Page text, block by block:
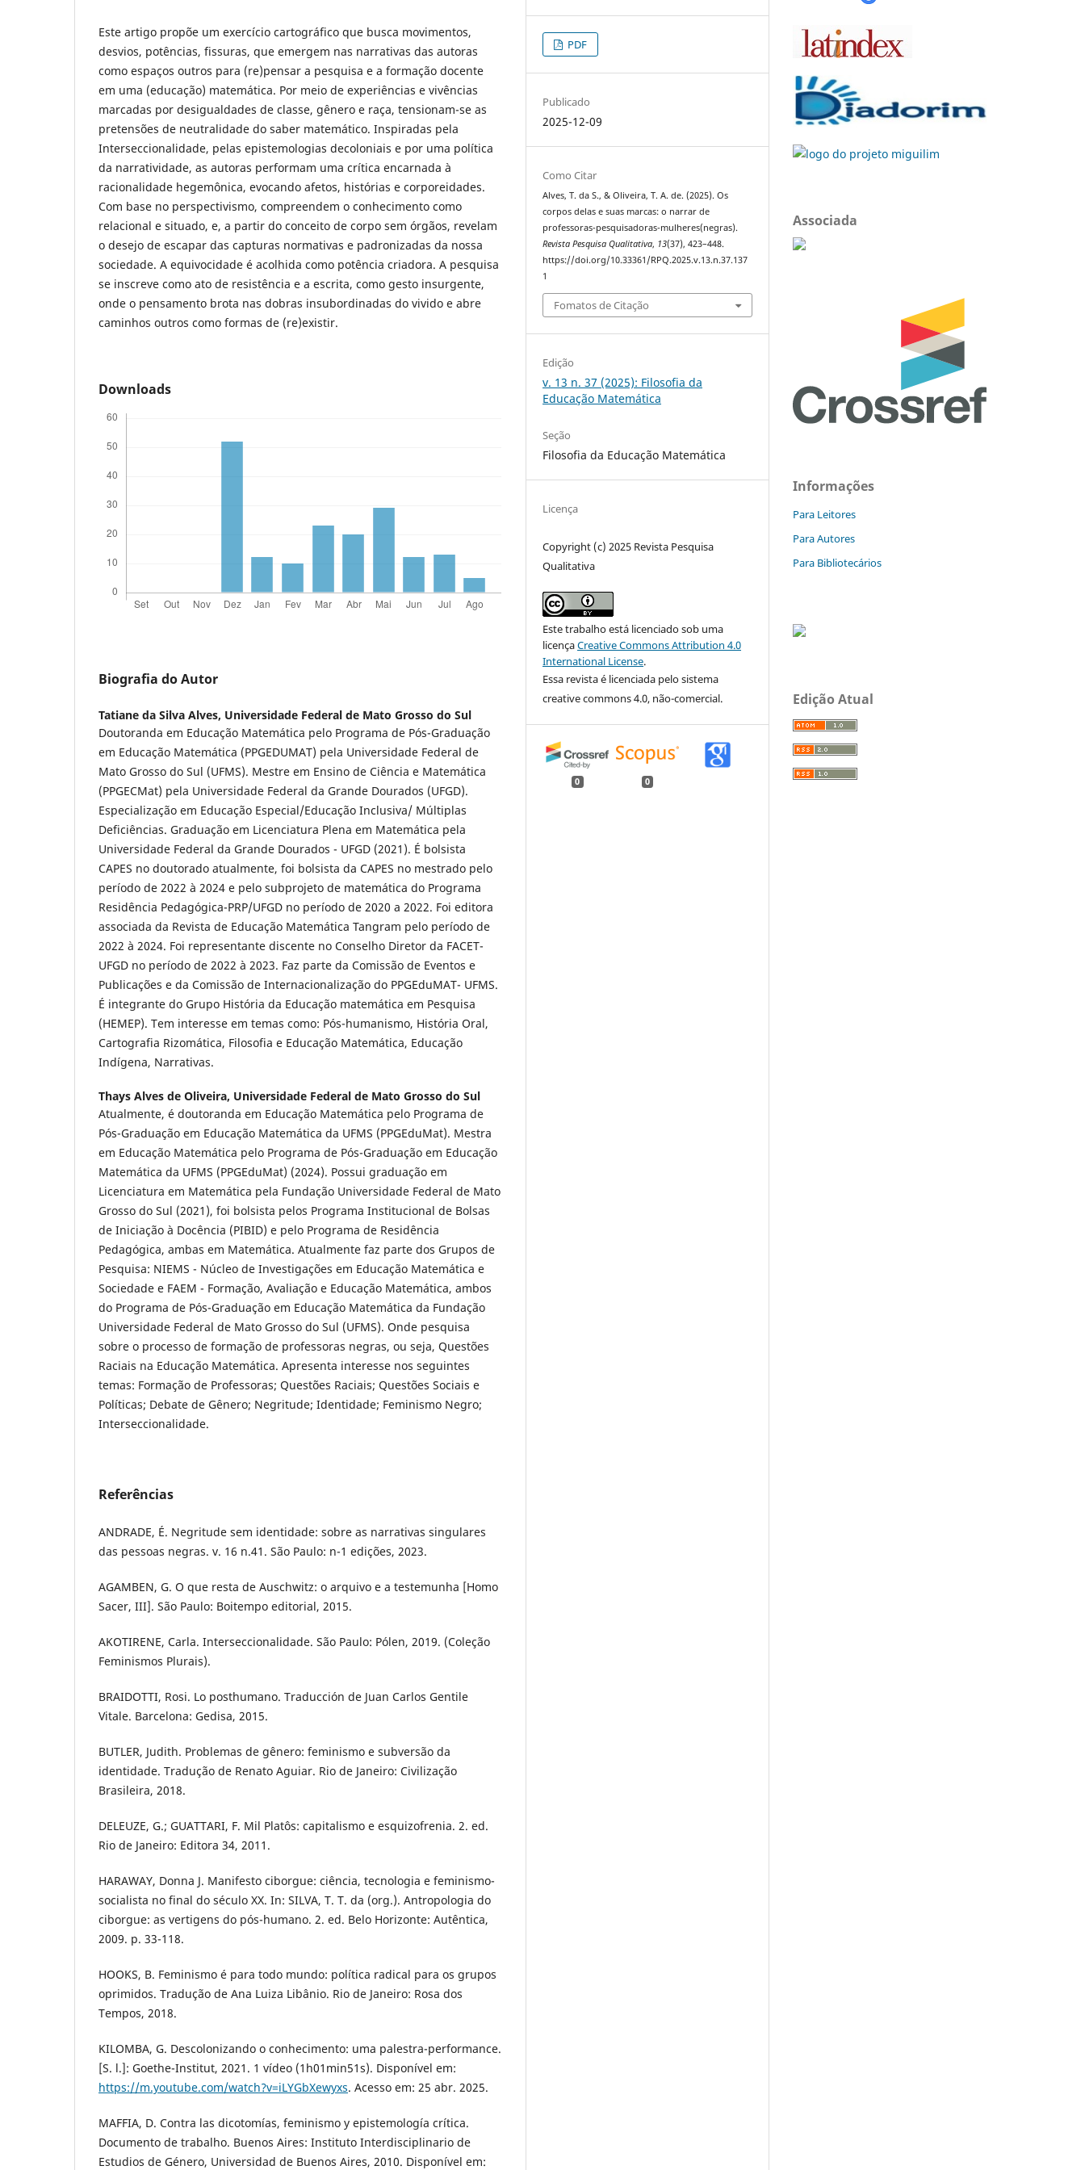
Este artigo propõe um exercício cartográfico que busca movimentos,
desvios, potências, fissuras, que emergem nas narrativas das autoras
como espaços outros para (re)pensar a pesquisa e a formação docente
em uma (educação) matemática. Por meio de experiências e vivências
marcadas por desigualdades de classe, gênero e raça, tensionam-se as
pretensões de neutralidade do saber matemático. Inspiradas pela
Interseccionalidade, pelas epistemologias decoloniais e por uma política
da narratividade, as autoras performam uma crítica encarnada à
racionalidade hegemônica, evocando afetos, histórias e corporeidades.
Com base no perspectivismo, compreendem o conhecimento como
relacional e situado, e, a partir do conceito de corpo sem órgãos, revelam
o desejo de escapar das capturas normativas e padronizadas da nossa
sociedade. A equivocidade é acolhida como potência criadora. A pesquisa
se inscreve como ato de resistência e a escrita, como gesto insurgente,
onde o pensamento brota nas dobras insubordinadas do vivido e abre
caminhos outros como formas de (re)existir.
Downloads
Biografia do Autor
Tatiane da Silva Alves, Universidade Federal de Mato Grosso do Sul
Doutoranda em Educação Matemática pelo Programa de Pós-Graduação
em Educação Matemática (PPGEDUMAT) pela Universidade Federal de
Mato Grosso do Sul (UFMS). Mestre em Ensino de Ciência e Matemática
(PPGECMat) pela Universidade Federal da Grande Dourados (UFGD).
Especialização em Educação Especial/Educação Inclusiva/ Múltiplas
Deficiências. Graduação em Licenciatura Plena em Matemática pela
Universidade Federal da Grande Dourados - UFGD (2021). É bolsista
CAPES no doutorado atualmente, foi bolsista da CAPES no mestrado pelo
período de 2022 à 2024 e pelo subprojeto de matemática do Programa
Residência Pedagógica-PRP/UFGD no período de 2020 a 2022. Foi editora
associada da Revista de Educação Matemática Tangram pelo período de
2022 à 2024. Foi representante discente no Conselho Diretor da FACET-
UFGD no período de 2022 à 2023. Faz parte da Comissão de Eventos e
Publicações e da Comissão de Internacionalização do PPGEduMAT- UFMS.
É integrante do Grupo História da Educação matemática em Pesquisa
(HEMEP). Tem interesse em temas como: Pós-humanismo, História Oral,
Cartografia Rizomática, Filosofia e Educação Matemática, Educação
Indígena, Narrativas.
Thays Alves de Oliveira, Universidade Federal de Mato Grosso do Sul
Atualmente, é doutoranda em Educação Matemática pelo Programa de
Pós-Graduação em Educação Matemática da UFMS (PPGEduMat). Mestra
em Educação Matemática pelo Programa de Pós-Graduação em Educação
Matemática da UFMS (PPGEduMat) (2024). Possui graduação em
Licenciatura em Matemática pela Fundação Universidade Federal de Mato
Grosso do Sul (2021), foi bolsista pelos Programa Institucional de Bolsas
de Iniciação à Docência (PIBID) e pelo Programa de Residência
Pedagógica, ambas em Matemática. Atualmente faz parte dos Grupos de
Pesquisa: NIEMS - Núcleo de Investigações em Educação Matemática e
Sociedade e FAEM - Formação, Avaliação e Educação Matemática, ambos
do Programa de Pós-Graduação em Educação Matemática da Fundação
Universidade Federal de Mato Grosso do Sul (UFMS). Onde pesquisa
sobre o processo de formação de professoras negras, ou seja, Questões
Raciais na Educação Matemática. Apresenta interesse nos seguintes
temas: Formação de Professoras; Questões Raciais; Questões Sociais e
Políticas; Debate de Gênero; Negritude; Identidade; Feminismo Negro;
Interseccionalidade.
Referências
ANDRADE, É. Negritude sem identidade: sobre as narrativas singulares
das pessoas negras. v. 16 n.41. São Paulo: n-1 edições, 2023.
AGAMBEN, G. O que resta de Auschwitz: o arquivo e a testemunha [Homo
Sacer, III]. São Paulo: Boitempo editorial, 2015.
AKOTIRENE, Carla. Interseccionalidade. São Paulo: Pólen, 2019. (Coleção
Feminismos Plurais).
BRAIDOTTI, Rosi. Lo posthumano. Traducción de Juan Carlos Gentile
Vitale. Barcelona: Gedisa, 2015.
BUTLER, Judith. Problemas de gênero: feminismo e subversão da
identidade. Tradução de Renato Aguiar. Rio de Janeiro: Civilização
Brasileira, 2018.
DELEUZE, G.; GUATTARI, F. Mil Platôs: capitalismo e esquizofrenia. 2. ed.
Rio de Janeiro: Editora 34, 2011.
HARAWAY, Donna J. Manifesto ciborgue: ciência, tecnologia e feminismo-
socialista no final do século XX. In: SILVA, T. T. da (org.). Antropologia do
ciborgue: as vertigens do pós-humano. 2. ed. Belo Horizonte: Autêntica,
2009. p. 33-118.
HOOKS, B. Feminismo é para todo mundo: política radical para os grupos
oprimidos. Tradução de Ana Luiza Libânio. Rio de Janeiro: Rosa dos
Tempos, 2018.
KILOMBA, G. Descolonizando o conhecimento: uma palestra-performance.
[S. l.]: Goethe-Institut, 2021. 1 vídeo (1h01min51s). Disponível em:
https://m.youtube.com/watch?v=iLYGbXewyxs. Acesso em: 25 abr. 2025.
MAFFIA, D. Contra las dicotomías, feminismo y epistemología crítica.
Documento de trabalho. Buenos Aires: Instituto Interdisciplinario de
Estudios de Género, Universidad de Buenos Aires, 2010. Disponível em:
PDF
Publicado
2025-12-09
Como Citar
Alves, T. da S., & Oliveira, T. A. de. (2025). Os
corpos delas e suas marcas: o narrar de
professoras-pesquisadoras-mulheres(negras).
Revista Pesquisa Qualitativa, 13(37), 423–448.
https://doi.org/10.33361/RPQ.2025.v.13.n.37.137
1
Fomatos de Citação
Edição
v. 13 n. 37 (2025): Filosofia da
Educação Matemática
Seção
Filosofia da Educação Matemática
Licença
Copyright (c) 2025 Revista Pesquisa
Qualitativa
Este trabalho está licenciado sob uma
licençaCreative Commons Attribution 4.0
International License.
Essa revista é licenciada pelo sistema
creative commons 4.0, não-comercial.
0 0
Associada
Informações
Para Leitores
Para Autores
Para Bibliotecários
Edição Atual